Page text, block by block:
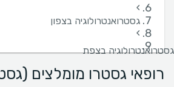
›
גסטרואנטרולוגיה בצפון
›
גסטרואנטרולוגיה בצפת
רופאי גסטרו מומלצים